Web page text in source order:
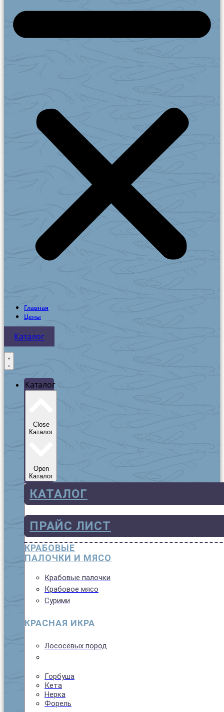
Главная
Цены
Каталог
Каталог
Close
Каталог
Open
Каталог
КАТАЛОГ
ПРАЙС ЛИСТ
КРАБОВЫЕ
ПАЛОЧКИ И МЯСО
Крабовые палочки
Крабовое мясо
Сурими
КРАСНАЯ ИКРА
Лососёвых пород
Горбуша
Кета
Нерка
Форель